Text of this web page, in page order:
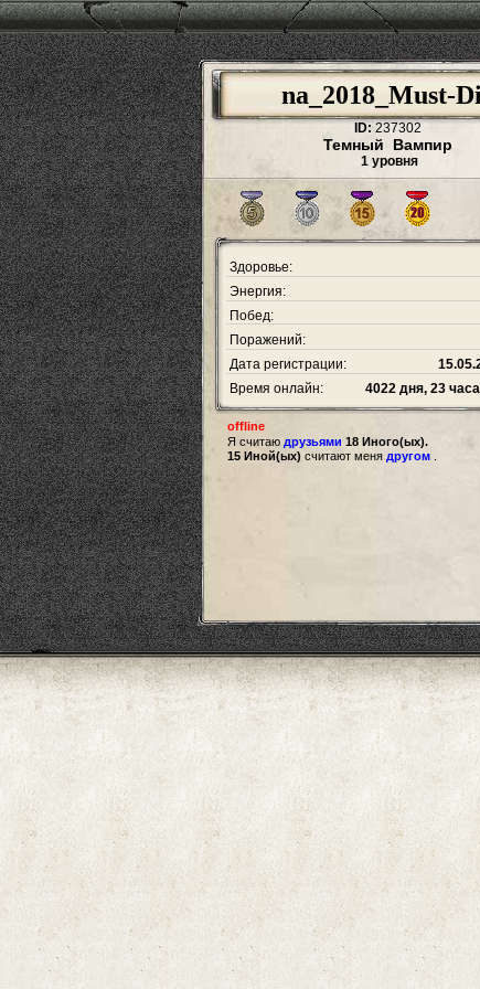
na_2018_Must-
ID: 237302
Темный Вампир
1 уровня
Здоровье:
Энергия:
Побед:
Поражений:
Дата регистрации:
Время онлайн:
4022 дня, 23
offline
Я считаю друзьями 18 Иного(ых).
15 Иной(ых) считают меня другом